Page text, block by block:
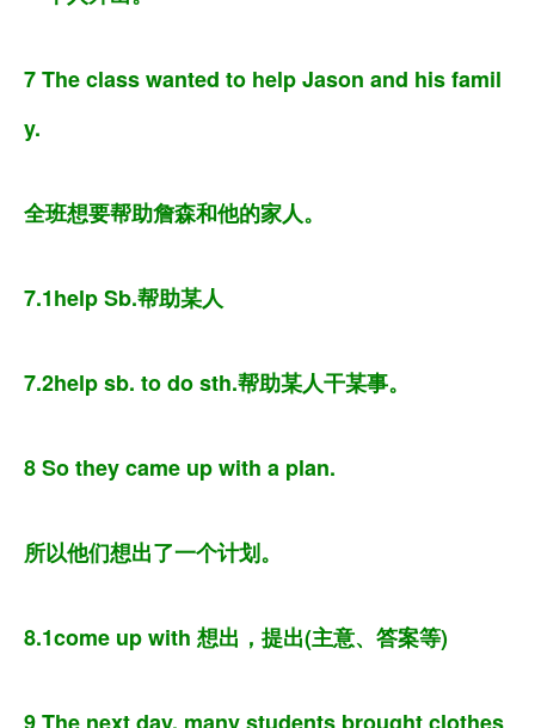
7 The class wanted to help Jason and his famil
y.
全班想要帮助詹森和他的家人。
7.1help Sb.帮助某人
7.2help sb. to do sth.帮助某人干某事。
8 So they came up with a plan.
所以他们想出了一个计划。
8.1come up with 想出，提出(主意、答案等)